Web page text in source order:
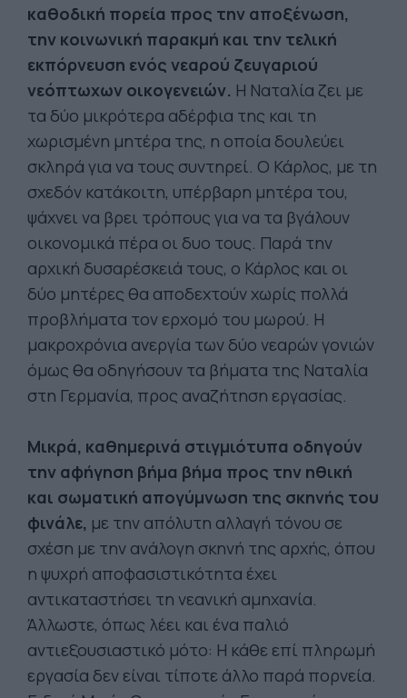
καθοδική πορεία προς την αποξένωση,
την κοινωνική παρακμή και την τελική
εκπόρνευση ενός νεαρού ζευγαριού
νεόπτωχων οικογενειών. Η Ναταλία ζει με
τα δύο μικρότερα αδέρφια της και τη
χωρισμένη μητέρα της, η οποία δουλεύει
σκληρά για να τους συντηρεί. Ο Κάρλος, με τη
σχεδόν κατάκοιτη, υπέρβαρη μητέρα του,
ψάχνει να βρει τρόπους για να τα βγάλουν
οικονομικά πέρα οι δυο τους. Παρά την
αρχική δυσαρέσκειά τους, ο Κάρλος και οι
δύο μητέρες θα αποδεχτούν χωρίς πολλά
προβλήματα τον ερχομό του μωρού. Η
μακροχρόνια ανεργία των δύο νεαρών γονιών
όμως θα οδηγήσουν τα βήματα της Ναταλία
στη Γερμανία, προς αναζήτηση εργασίας.
Μικρά, καθημερινά στιγμιότυπα οδηγούν
την αφήγηση βήμα βήμα προς την ηθική
και σωματική απογύμνωση της σκηνής του
φινάλε, με την απόλυτη αλλαγή τόνου σε
σχέση με την ανάλογη σκηνή της αρχής, όπου
η ψυχρή αποφασιστικότητα έχει
αντικαταστήσει τη νεανική αμηχανία.
Άλλωστε, όπως λέει και ένα παλιό
αντιεξουσιαστικό μότο: Η κάθε επί πληρωμή
εργασία δεν είναι τίποτε άλλο παρά πορνεία.